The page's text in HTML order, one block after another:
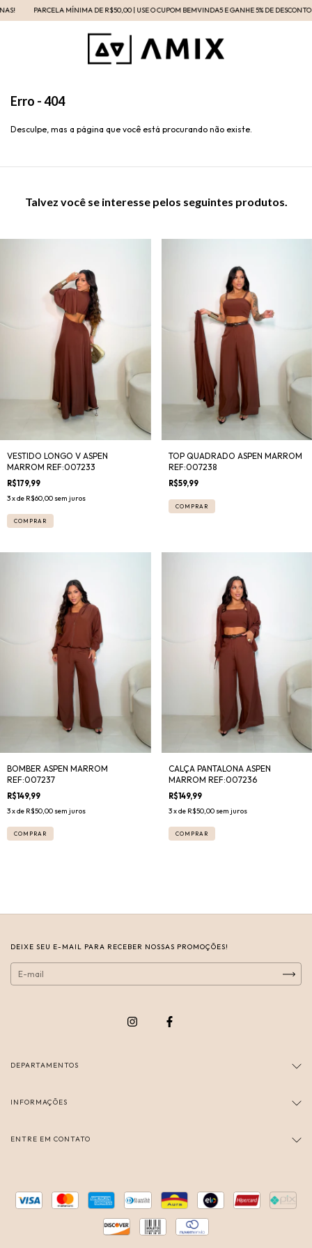
PARCELA MÍNIMA DE R$50,00 | USE O CUPOM BEMVINDA5 E GANHE 5% DE DESCONTO
Erro - 404
Desculpe, mas a página que você está procurando não existe.
Talvez você se interesse pelos seguintes produtos.
VESTIDO LONGO V ASPEN
MARROM REF:007233
R$179,99
3x de R$60,00 sem juros
COMPRAR
TOP QUADRADO ASPEN MARROM
REF:007238
R$59,99
COMPRAR
BOMBER ASPEN MARROM
REF:007237
R$149,99
3x de R$50,00 sem juros
COMPRAR
CALÇA PANTALONA ASPEN
MARROM REF:007236
R$149,99
3x de R$50,00 sem juros
COMPRAR
DEIXE SEU E-MAIL PARA RECEBER NOSSAS PROMOÇÕES!
DEPARTAMENTOS
INFORMAÇÕES
ENTRE EM CONTATO